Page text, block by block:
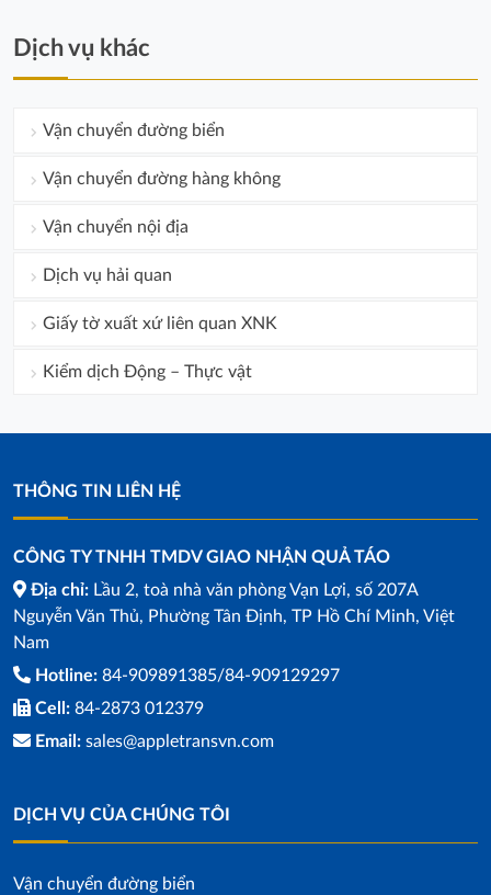
Dịch vụ khác
Vận chuyển đường biển
Vận chuyển đường hàng không
Vận chuyển nội địa
Dịch vụ hải quan
Giấy tờ xuất xứ liên quan XNK
Kiểm dịch Động – Thực vật
THÔNG TIN LIÊN HỆ
CÔNG TY TNHH TMDV GIAO NHẬN QUẢ TÁO
Địa chỉ: Lầu 2, toà nhà văn phòng Vạn Lợi, số 207A
Nguyễn Văn Thủ, Phường Tân Định, TP Hồ Chí Minh, Việt
Nam
Hotline: 84-909891385/84-909129297
Cell: 84-2873 012379
Email: sales@appletransvn.com
DỊCH VỤ CỦA CHÚNG TÔI
Vận chuyển đường biển